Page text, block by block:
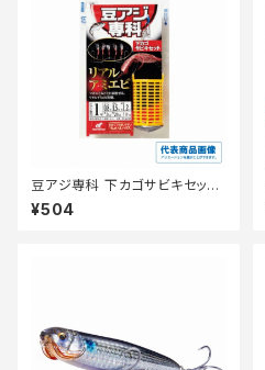
豆アジ専科 下カゴサビキセット
リアルアミエビ HA212ー0.5ー
0.6
¥504